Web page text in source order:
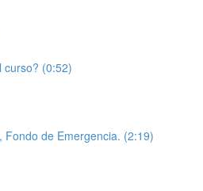
curso? (0:52)
Fondo de Emergencia. (2:19)